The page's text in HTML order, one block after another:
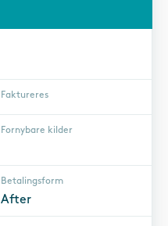
Faktureres
Fornybare kilder
Betalingsform
After